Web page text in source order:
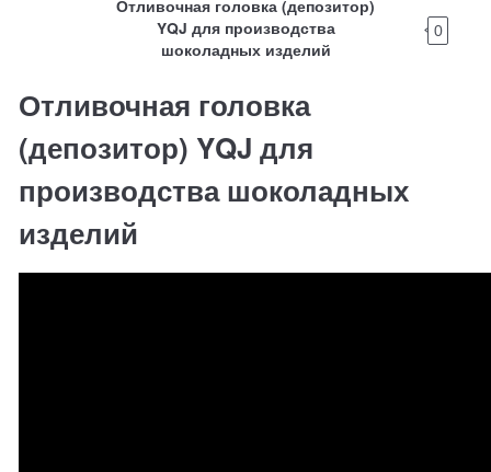
Отливочная головка (депозитор)
YQJ для производства
шоколадных изделий
0
Отливочная головка
(депозитор) YQJ для
производства шоколадных
изделий